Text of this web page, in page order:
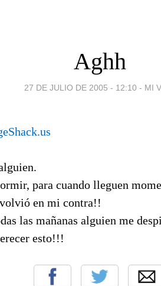
Aghh
27 DE JULIO DE 2005 - 12:10 - MI
para cuando lleguen
en mi contra!!
las mañanas alguien me
esto!!!